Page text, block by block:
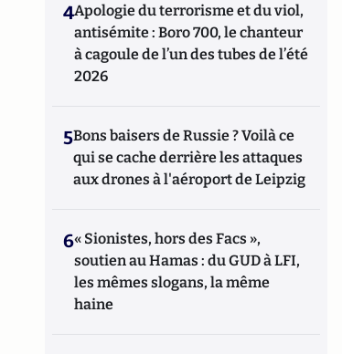
4Apologie du terrorisme et du viol,
antisémite : Boro 700, le chanteur
à cagoule de l’un des tubes de l’été
2026
5Bons baisers de Russie ? Voilà ce
qui se cache derrière les attaques
aux drones à l'aéroport de Leipzig
6« Sionistes, hors des Facs »,
soutien au Hamas : du GUD à LFI,
les mêmes slogans, la même
haine